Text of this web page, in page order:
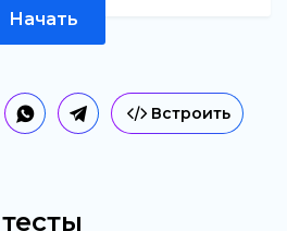
Начать
Встроить